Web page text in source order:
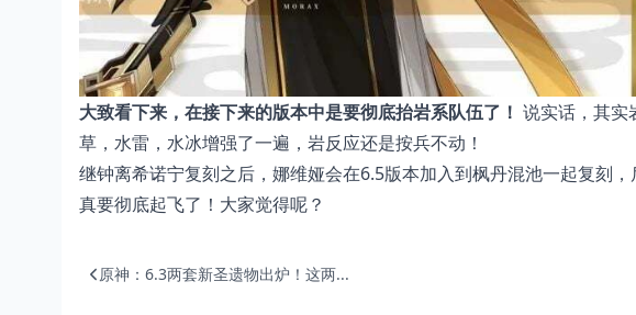
大致看下来，在接下来的版本中是要彻底抬岩系队伍了！ 说实话，其实
草，水雷，水冰增强了一遍，岩反应还是按兵不动！
继钟离希诺宁复刻之后，娜维娅会在6.5版本加入到枫丹混池一起复刻
真要彻底起飞了！大家觉得呢？
原神：6.3两套新圣遗物出炉！这两...